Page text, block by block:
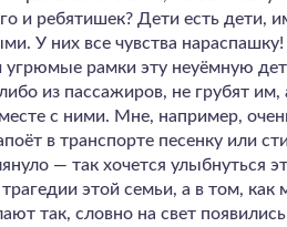
и ребятишек? Дети есть дети,
У них все чувства
угрюмые рамки эту неуёмную
из пассажиров, не грубят им,
с ними. Мне, например,
в транспорте песенку или
— так хочется улыбнуться
этой семьи, а в том,
так, словно на свет